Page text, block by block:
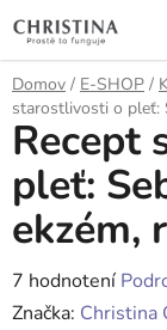
na
obsah
Domov / E-SHOP /
starostlivosti o pleť:
Recept
pleť:
ekzém,
Priemerné
hodnotenie
7 hodnotení
Značka: Christina